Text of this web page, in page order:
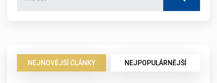
NEJNOVĚJŠÍ ČLÁNKY NEJPOPULÁRNĚJŠÍ